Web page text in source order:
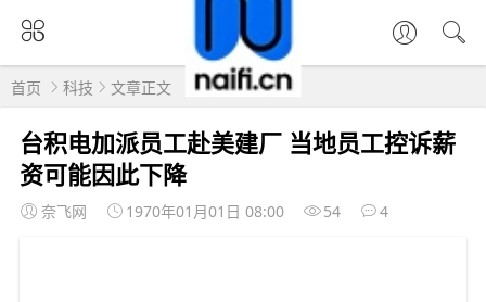
首页 科技 文章正文
台积电加派员工赴美建厂 当地员工控诉薪
资可能因此下降
奈飞网 1970年01月01日 08:00 54 4